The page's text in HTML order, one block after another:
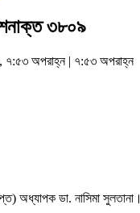
৩৮০৯
৭:৫৩ অপরাহ্ন | ৭:৫৩ অপরাহ্ন
অধ্যাপক ডা. নাসিমা সুলতানা।